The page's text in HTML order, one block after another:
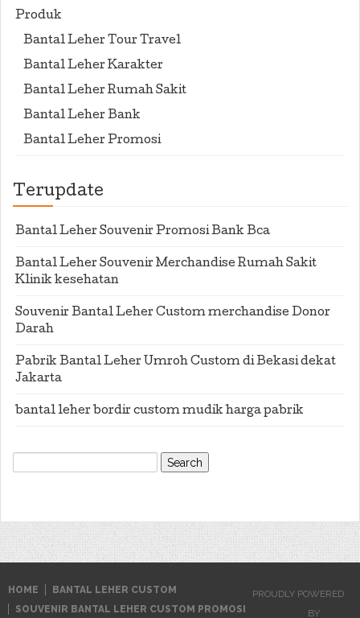
Produk
Bantal Leher Tour Travel
Bantal Leher Karakter
Bantal Leher Rumah Sakit
Bantal Leher Bank
Bantal Leher Promosi
Terupdate
Bantal Leher Souvenir Promosi Bank Bca
Bantal Leher Souvenir Merchandise Rumah Sakit
Klinik kesehatan
Souvenir Bantal Leher Custom merchandise Donor
Darah
Pabrik Bantal Leher Umroh Custom di Bekasi dekat
Jakarta
bantal leher bordir custom mudik harga pabrik
Search
for:
HOME
BANTAL LEHER CUSTOM
SOUVENIR BANTAL LEHER CUSTOM PROMOSI
PROUDLY POWERED
BY